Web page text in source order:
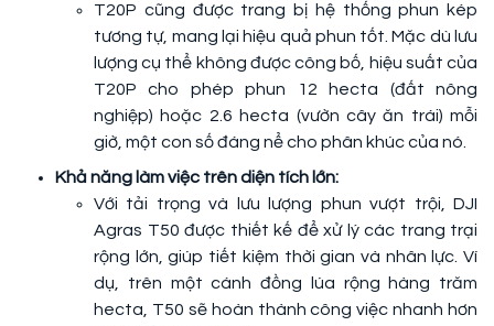
T20P cũng được trang bị hệ thống phun kép
tương tự, mang lại hiệu quả phun tốt. Mặc dù lưu
lượng cụ thể không được công bố, hiệu suất của
T20P cho phép phun 12 hecta (đất nông
nghiệp) hoặc 2.6 hecta (vườn cây ăn trái) mỗi
giờ, một con số đáng nể cho phân khúc của nó.
Khả năng làm việc trên diện tích lớn:
Với tải trọng và lưu lượng phun vượt trội, DJI
Agras T50 được thiết kế để xử lý các trang trại
rộng lớn, giúp tiết kiệm thời gian và nhân lực. Ví
dụ, trên một cánh đồng lúa rộng hàng trăm
hecta, T50 sẽ hoàn thành công việc nhanh hơn